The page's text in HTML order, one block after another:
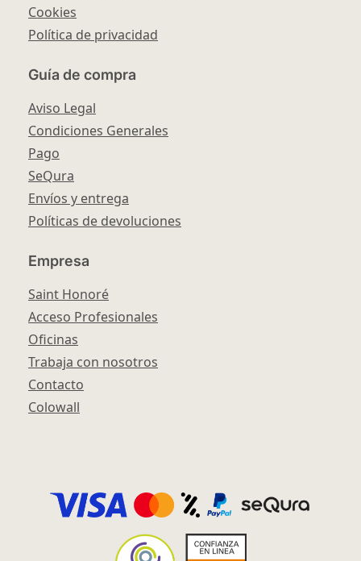
Cookies
Política de privacidad
Guía de compra
Aviso Legal
Condiciones Generales
Pago
SeQura
Envíos y entrega
Políticas de devoluciones
Empresa
Saint Honoré
Acceso Profesionales
Oficinas
Trabaja con nosotros
Contacto
Colowall